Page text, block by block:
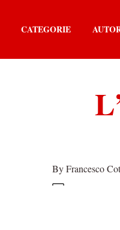
CATEGORIE
By Francesco